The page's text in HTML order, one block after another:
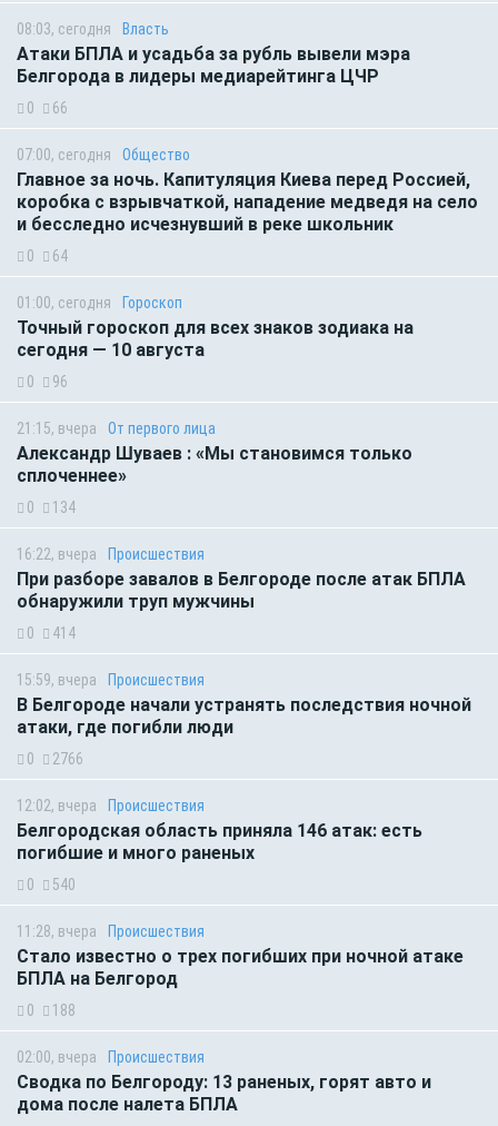
08:03, сегодня Власть
Атаки БПЛА и усадьба за рубль вывели мэра
Белгорода в лидеры медиарейтинга ЦЧР
0 66
07:00, сегодня Общество
Главное за ночь. Капитуляция Киева перед Россией,
коробка с взрывчаткой, нападение медведя на село
и бесследно исчезнувший в реке школьник
0 64
01:00, сегодня Гороскоп
Точный гороскоп для всех знаков зодиака на
сегодня — 10 августа
0 96
21:15, вчера От первого лица
Александр Шуваев : «Мы становимся только
сплоченнее»
0 134
16:22, вчера Происшествия
При разборе завалов в Белгороде после атак БПЛА
обнаружили труп мужчины
0 414
15:59, вчера Происшествия
В Белгороде начали устранять последствия ночной
атаки, где погибли люди
0 2766
12:02, вчера Происшествия
Белгородская область приняла 146 атак: есть
погибшие и много раненых
0 540
11:28, вчера Происшествия
Стало известно о трех погибших при ночной атаке
БПЛА на Белгород
0 188
02:00, вчера Происшествия
Сводка по Белгороду: 13 раненых, горят авто и
дома после налета БПЛА